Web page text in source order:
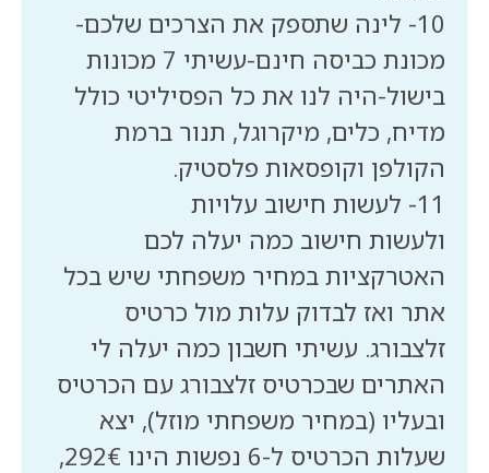
בישול-היה לנו את כל הפסיליטי כולל
מדיח, כלים, מיקרוגל, תנור ברמת
ולעשות חישוב כמה יעלה לכם
האטרקציות במחיר משפחתי שיש בכל
אתר ואז לבדוק עלות מול כרטיס
זלצבורג. עשיתי חשבון כמה יעלה לי
האתרים שבכרטיס זלצבורג עם הכרטיס
ובעליו (במחיר משפחתי מוזל), יצא
שעלות הכרטיס ל-6 נפשות הינו 292€,